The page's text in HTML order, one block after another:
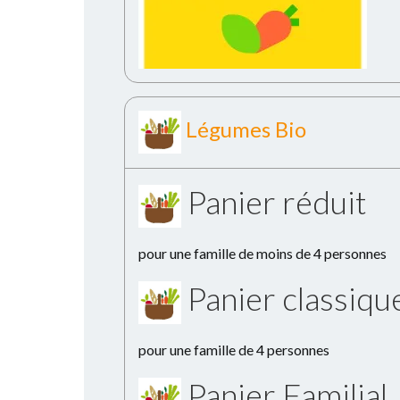
Légumes Bio
Panier réduit
pour une famille de moins de 4 personnes
Panier
pour une famille de 4 personnes